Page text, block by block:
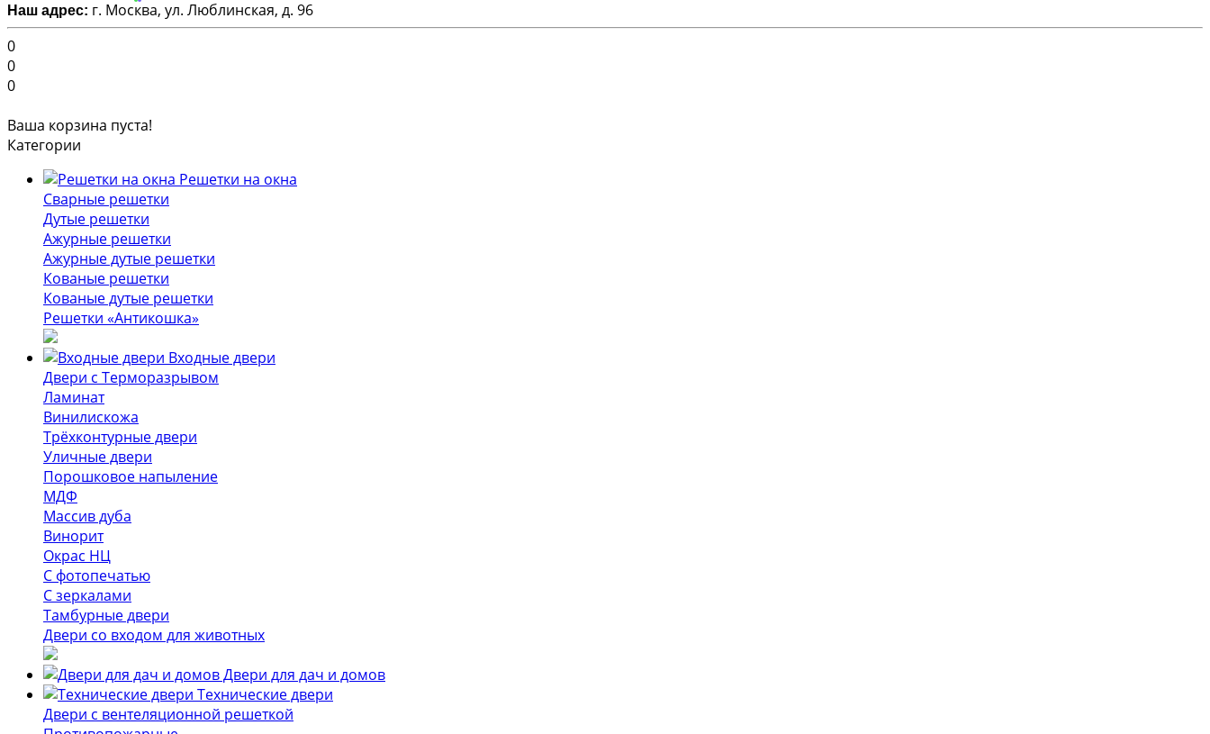
Наш адрес: г. Москва, ул. Люблинская, д. 96
0
0
0
Ваша корзина пуста!
Категории
Решетки на окна
Сварные решетки
Дутые решетки
Ажурные решетки
Ажурные дутые решетки
Кованые решетки
Кованые дутые решетки
Решетки «Антикошка»
Входные двери
Двери с Терморазрывом
Ламинат
Винилискожа
Трёхконтурные двери
Уличные двери
Порошковое напыление
МДФ
Массив дуба
Винорит
Окрас НЦ
С фотопечатью
С зеркалами
Тамбурные двери
Двери со входом для животных
Двери для дач и домов
Технические двери
Двери с вентеляционной решеткой